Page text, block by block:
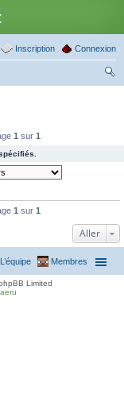
Connexion
Inscription
1 sur 1
1 sur 1
Aller
Membres
L’équipe
Limited